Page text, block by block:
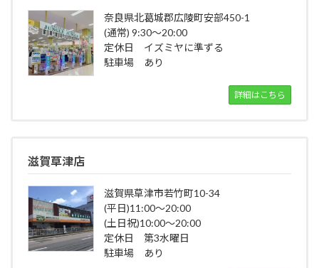
奈良県北葛城郡広陵町安部450-1
(通常) 9:30～20:00
定休日 イズミヤに準ずる
駐車場 あり
詳細はこちら
滋賀草津店
滋賀県草津市若竹町10-34
(平日)11:00～20:00
(土日祝)10:00～20:00
定休日 第3水曜日
駐車場 あり